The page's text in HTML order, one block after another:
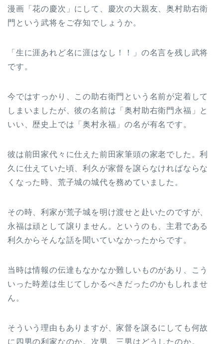
漫画「花の慶次」にして、慶次の大親友、奥村助右衛
門という武将をご存知でしょうか。
「生に涯あれど名に涯はなし！！」の名言を残し武将
です。
今ではすっかり、この助右衛門という名前が定着して
しまいましたが、彼の名前は「奥村助右衛門永福」と
いい、歴史上では「奥村永福」の名が有名です。
彼は前田家代々に仕えた前田家筆頭の家老でした。利
久に仕えていた頃、利久が家督を譲らなければならな
くなった時、荒子城の城代を務めていました。
その時、利家が荒子城を明け渡せと赴いたのですが、
永福は頑として譲りません。というのも、主君である
利久からそんな話を聞いていなかったからです。
当時は情報の伝達もなかなか難しいものがあり、こう
いった時差は生じてしかるべきだったのかもしれませ
ん。
そういう理由もありますが、家督を譲るにしても何故
に四男の利家なのか。次男、三男はどうしたのか。